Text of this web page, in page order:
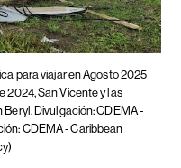
para viajar en Agosto 2025
2024, San Vicente y las
Divulgación: CDEMA -
CDEMA - Caribbean